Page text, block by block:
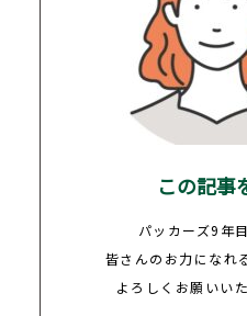
この記事
パッカーズ9年
皆さんのお力になれ
よろしくお願いい